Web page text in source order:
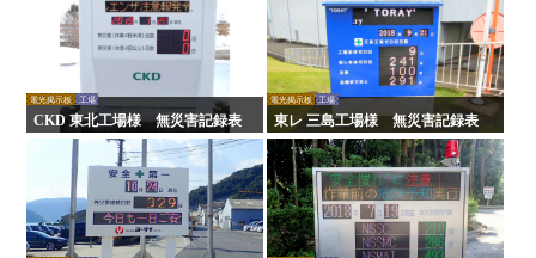
電光掲示板 工場
CKD 東北工場様 無災害記録表
電光掲示板 工場
東レ 三島工場様 無災害記録表